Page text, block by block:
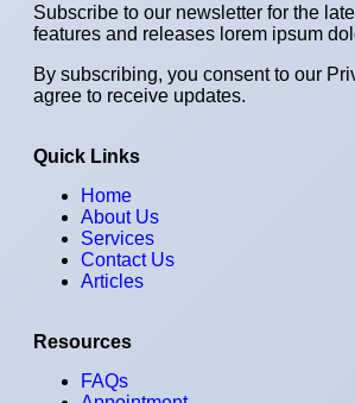
Subscribe to our newsletter for the
features and releases lorem ipsum
By subscribing, you consent to our
agree to receive updates.
Quick Links
Home
About Us
Services
Contact Us
Articles
Resources
FAQs